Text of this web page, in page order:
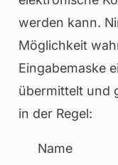
werden kann.
Möglichkeit
Eingabemaske
übermittelt und
in der Regel:
Name